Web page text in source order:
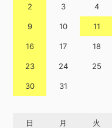
2 3 4
9 10 11
16 17 18
23 24 25
30
31
日 月 火